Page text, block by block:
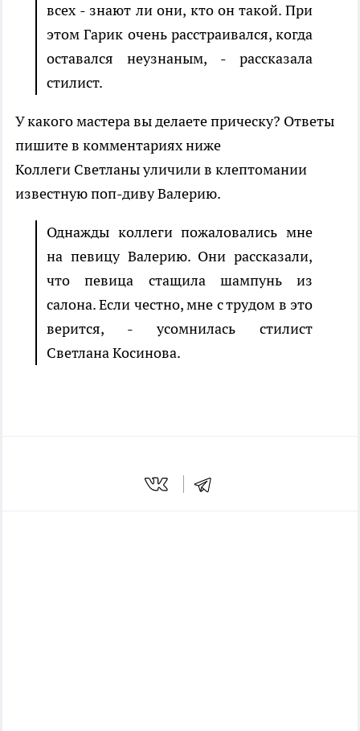
всех - знают ли они, кто он такой. При
этом Гарик очень расстраивался, когда
оставался неузнаным, - рассказала
стилист.
У какого мастера вы делаете прическу? Ответы
пишите в комментариях ниже
Коллеги Светланы уличили в клептомании
известную поп-диву Валерию.
Однажды коллеги пожаловались мне
на певицу Валерию. Они рассказали,
что певица стащила шампунь из
салона. Если честно, мне с трудом в это
верится, - усомнилась стилист
Светлана Косинова.